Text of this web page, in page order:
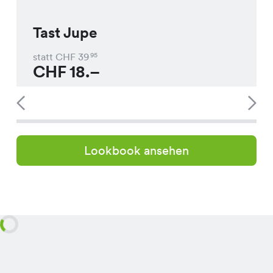
Tast Jupe
statt CHF 3995
CHF18.–
Lookbook ansehen